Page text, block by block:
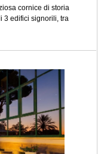
cornice di storia
3 edifici signorili, tra